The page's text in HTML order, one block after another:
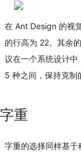
在 Ant Design 的视
的行高为 22。其余
议在一个系统设计
5 种之间，保持克制
字重
字重的选择同样基